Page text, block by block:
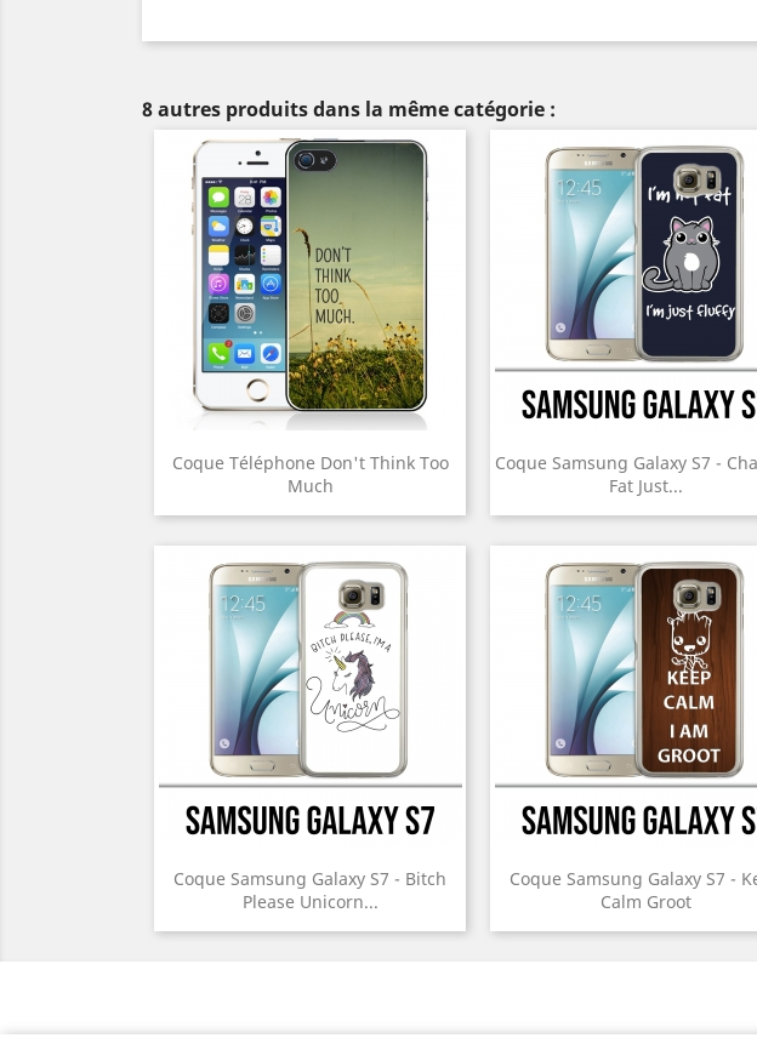
8 autres produits dans la même catégorie :
Coque Téléphone Don't Think Too
Much
Coque Samsung Galaxy S7 -
Fat Just...
Coque Samsung Galaxy S7 - Bitch
Please Unicorn...
Coque Samsung Galaxy S7 -
Calm Groot